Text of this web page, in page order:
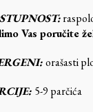
Vas poručite
orašasti
5-9 parčića